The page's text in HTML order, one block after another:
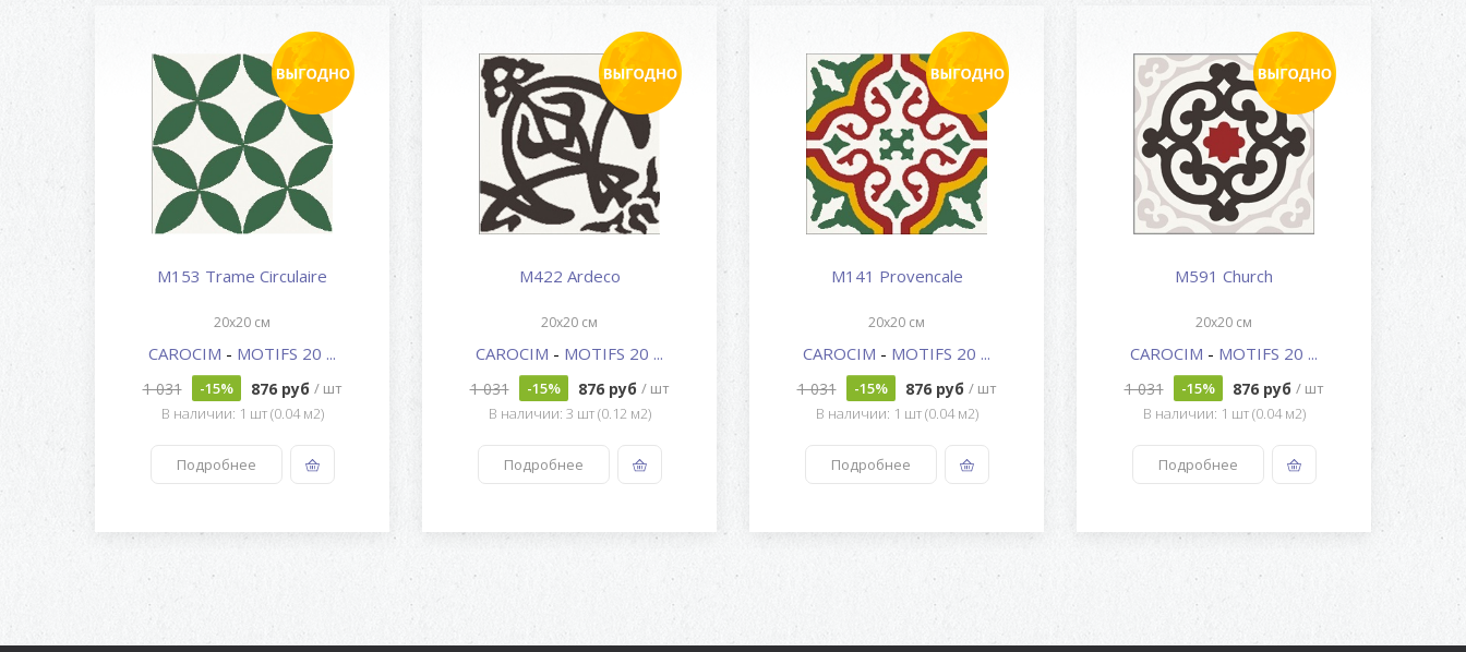
M153 Trame Circulaire
20x20 см
CAROCIM - MOTIFS 20 ...
1 031 -15% 876 руб / шт
В наличии: 1 шт (0.04 м2)
Подробнее
M422 Ardeco
20x20 см
CAROCIM - MOTIFS 20 ...
1 031 -15% 876 руб / шт
В наличии: 3 шт (0.12 м2)
Подробнее
M141 Provencale
20x20 см
CAROCIM - MOTIFS 20 ...
1 031 -15% 876 руб / шт
В наличии: 1 шт (0.04 м2)
Подробнее
M591 Church
20x20 см
CAROCIM - MOTIFS 20 ...
1 031 -15% 876 руб / шт
В наличии: 1 шт (0.04 м2)
Подробнее